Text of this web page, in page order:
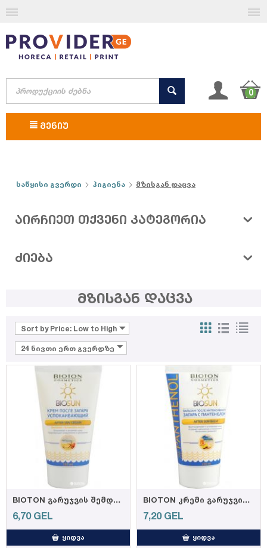
0
ᲛᲔᲜᲘᲣ
საწყისი გვერდი ჰიგიენა მზისგან დაცვა
ᲐᲘᲠᲩᲘᲔᲗ ᲗᲥᲕᲔᲜᲘ ᲙᲐᲢᲔᲒᲝᲠᲘᲐ
ᲫᲘᲔᲑᲐ
მზისგან დაცვა
Sort by Price: Low to High
24 ნივთი ერთ გვერდზე
BIOTON გარუჯვის შემდეგ დამატიანებელი და დასამშვიდებელი მალამო 150მლ
6,70 GEL
ᲧᲘᲓᲕᲐ
BIOTON კრემი გარუჯვის შემდეგ პანტენოლით 150მლ
7,20 GEL
ᲧᲘᲓᲕᲐ